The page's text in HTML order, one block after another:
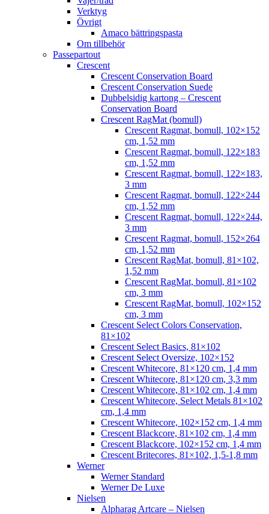
Verktyg
Övrigt
Amaco bättringspasta
Om tillbehör
Passepartout
Crescent
Crescent Conservation Board
Crescent Conservation Suede
Dubbelsidig kartong – Crescent
Conservation Board
Crescent RagMat (bomull)
Crescent Ragmat, bomull, 102×152
cm, 1,52 mm
Crescent Ragmat, bomull, 122×183
cm, 1,52 mm
Crescent Ragmat, bomull, 122×183,
3 mm
Crescent Ragmat, bomull, 122×244
cm, 1,52 mm
Crescent Ragmat, bomull, 122×244,
3 mm
Crescent Ragmat, bomull, 152×264
cm, 1,52 mm
Crescent RagMat, bomull, 81×102,
1,52 mm
Crescent RagMat, bomull, 81×102
cm, 3 mm
Crescent RagMat, bomull, 102×152
cm, 3 mm
Crescent Select Colors Conservation,
81×102
Crescent Select Basics, 81×102
Crescent Select Oversize, 102×152
Crescent Whitecore, 81×120 cm, 1,4 mm
Crescent Whitecore, 81×120 cm, 3,3 mm
Crescent Whitecore, 81×102 cm, 1,4 mm
Crescent Whitecore, Select Metals 81×102
cm, 1,4 mm
Crescent Whitecore, 102×152 cm, 1,4 mm
Crescent Blackcore, 81×102 cm, 1,4 mm
Crescent Blackcore, 102×152 cm, 1,4 mm
Crescent Britecores, 81×102, 1,5-1,8 mm
Werner
Werner Standard
Werner De Luxe
Nielsen
Alpharag Artcare – Nielsen